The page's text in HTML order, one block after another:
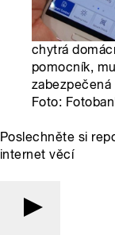
chytrá
pomocník,
zabezpečená
Foto:
Poslechněte si
internet věcí